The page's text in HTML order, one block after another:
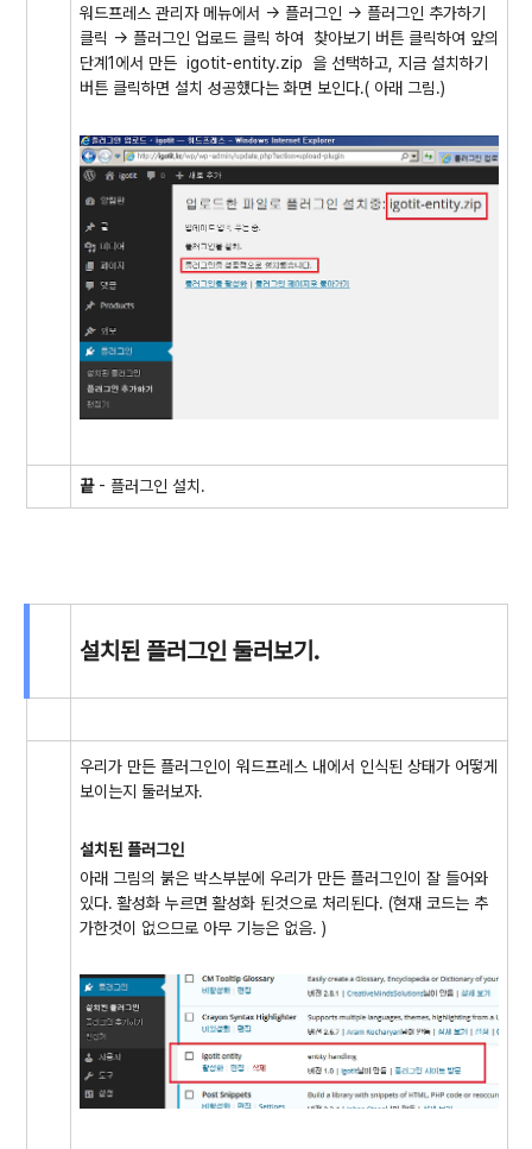
워드프레스 관리자 메뉴에서 -> 플러그인 -> 플러그인 추가하기
클릭 -> 플러그인 업로드 클릭 하여 찾아보기 버튼 클릭하여 앞의
단계1에서 만든 igotit-entity.zip 을 선택하고, 지금 설치하기
버튼 클릭하면 설치 성공했다는 화면 보인다.( 아래 그림.)
끝- 플러그인 설치.
설치된 플러그인 둘러보기.
우리가 만든 플러그인이 워드프레스 내에서 인식된 상태가 어떻게
보이는지 둘러보자.
설치된 플러그인
아래 그림의 붉은 박스부분에 우리가 만든 플러그인이 잘 들어와
있다. 활성화 누르면 활성화 된것으로 처리된다. (현재 코드는 추
가한것이 없으므로 아무 기능은 없음. )